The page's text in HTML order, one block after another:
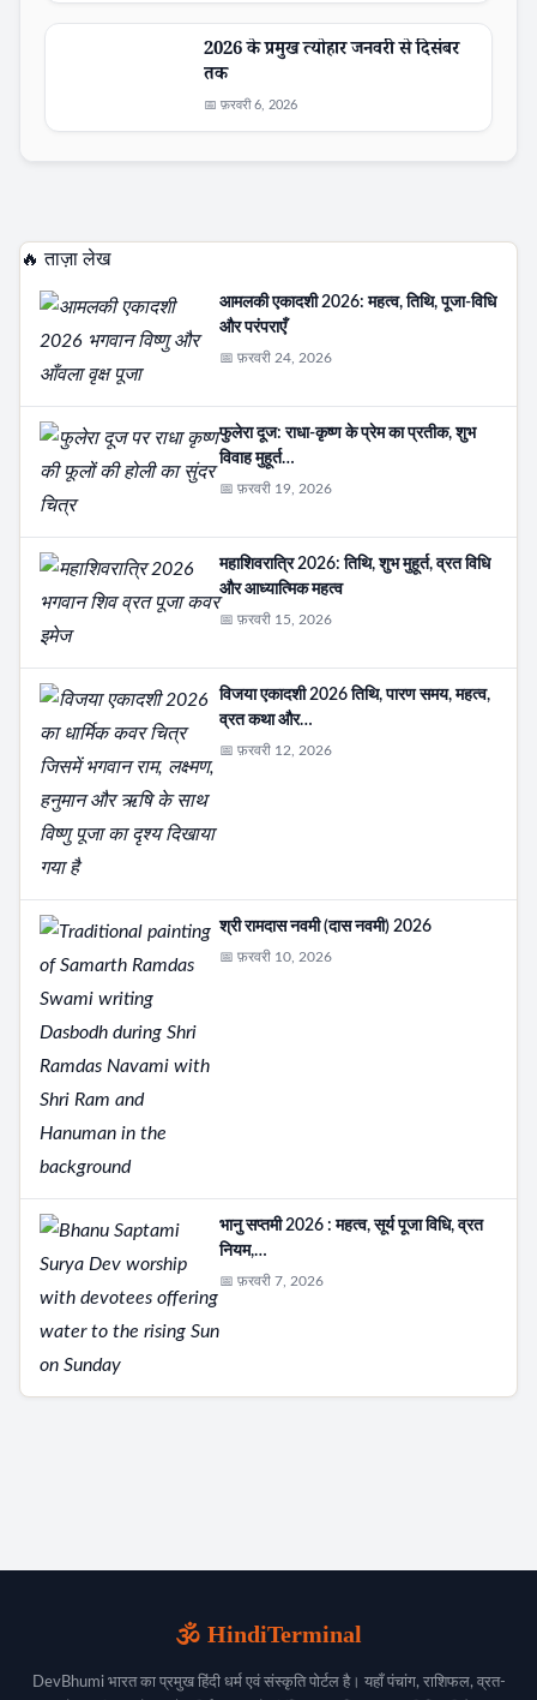
2026 के प्रमुख त्योहार जनवरी से दिसंबर
तक
📅 फ़रवरी 6, 2026
🔥 ताज़ा लेख
आमलकी एकादशी 2026: महत्व, तिथि, पूजा-विधि
और परंपराएँ
📅 फ़रवरी 24, 2026
फुलेरा दूज: राधा-कृष्ण के प्रेम का प्रतीक, शुभ
विवाह मुहूर्त…
📅 फ़रवरी 19, 2026
महाशिवरात्रि 2026: तिथि, शुभ मुहूर्त, व्रत विधि
और आध्यात्मिक महत्व
📅 फ़रवरी 15, 2026
विजया एकादशी 2026 तिथि, पारण समय, महत्व,
व्रत कथा और…
📅 फ़रवरी 12, 2026
श्री रामदास नवमी (दास नवमी) 2026
📅 फ़रवरी 10, 2026
भानु सप्तमी 2026 : महत्व, सूर्य पूजा विधि, व्रत
नियम,…
📅 फ़रवरी 7, 2026
🕉️ HindiTerminal
DevBhumi भारत का प्रमुख हिंदी धर्म एवं संस्कृति पोर्टल है। यहाँ पंचांग, राशिफल, व्रत-